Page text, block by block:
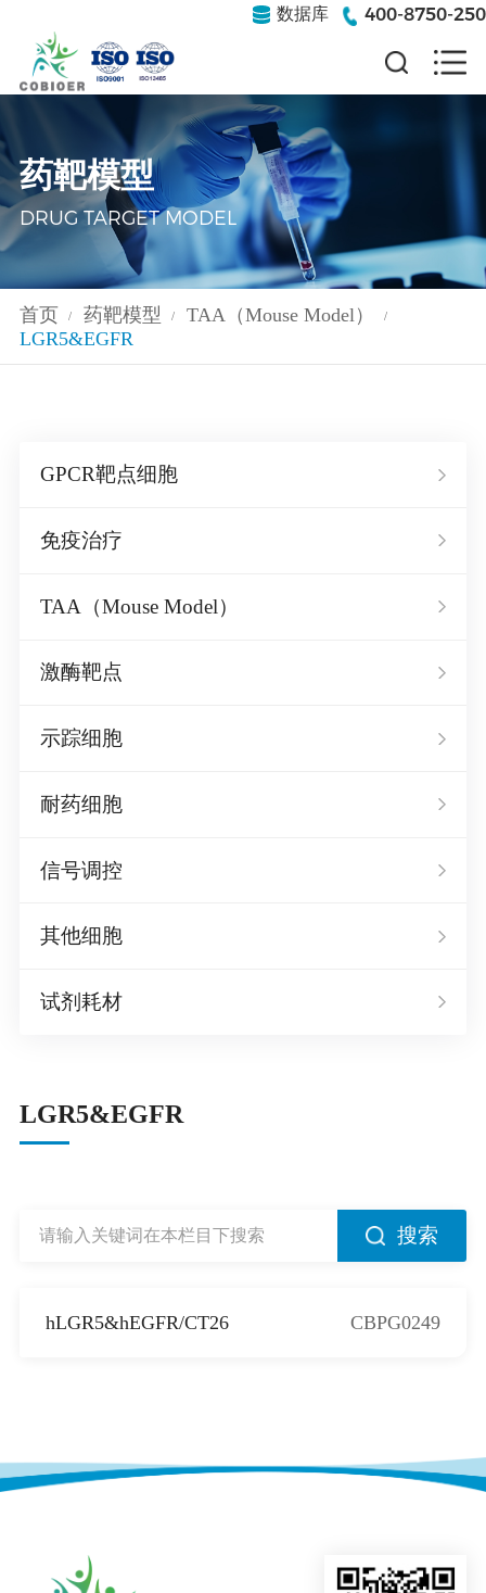
数据库 400-8750-250
药靶模型
DRUG TARGET MODEL
首页 / 药靶模型 / TAA（Mouse Model） /
LGR5&EGFR
GPCR靶点细胞
免疫治疗
TAA（Mouse Model）
激酶靶点
示踪细胞
耐药细胞
信号调控
其他细胞
试剂耗材
LGR5&EGFR
搜索
hLGR5&hEGFR/CT26 CBPG0249